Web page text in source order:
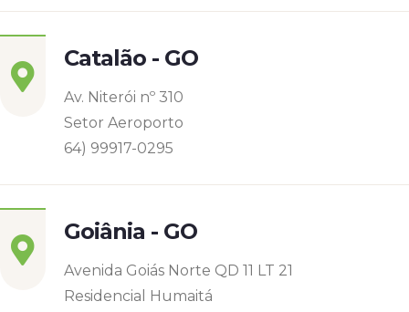
Catalão - GO
Av. Niterói nº 310
Setor Aeroporto
64) 99917-0295
Goiânia - GO
Avenida Goiás Norte QD 11 LT 21
Residencial Humaitá